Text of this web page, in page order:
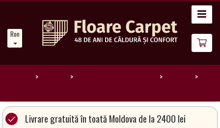
Romanian
Noutăți
Catalog
covoare
Livrare gratuită în toată Moldova de la 2400 lei